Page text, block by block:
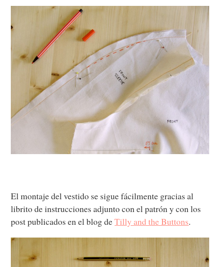
El montaje del vestido se sigue fácilmente gracias al
librito de instrucciones adjunto con el patrón y con los
post publicados en el blog deTilly and the Buttons.